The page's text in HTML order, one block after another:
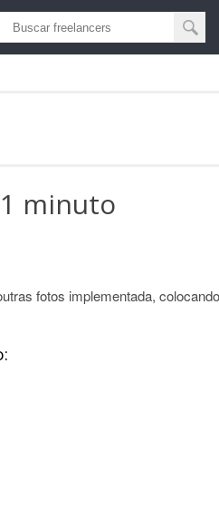
minuto
fotos implementada, colocando